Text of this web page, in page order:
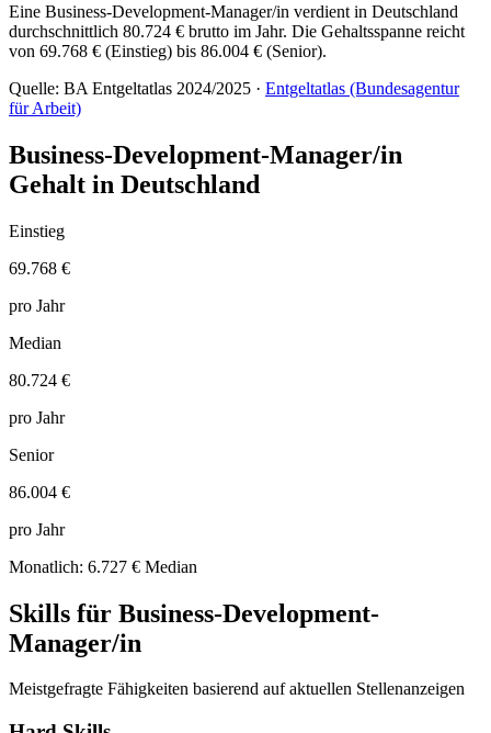
Eine Business-Development-Manager/in verdient in Deutschland
durchschnittlich 80.724 € brutto im Jahr. Die Gehaltsspanne reicht
von 69.768 € (Einstieg) bis 86.004 € (Senior).
Quelle: BA Entgeltatlas 2024/2025 · Entgeltatlas (Bundesagentur
für Arbeit)
Business-Development-Manager/in
Gehalt in Deutschland
Einstieg
69.768 €
pro Jahr
Median
80.724 €
pro Jahr
Senior
86.004 €
pro Jahr
Monatlich: 6.727 € Median
Skills für Business-Development-
Manager/in
Meistgefragte Fähigkeiten basierend auf aktuellen Stellenanzeigen